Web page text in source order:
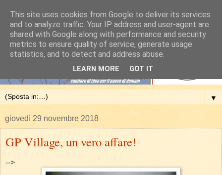
▼
giovedì 29 novembre 2018
GP Village, un vero affare!
-->
This site uses cookies from Google to deliver its services
and to analyze traffic. Your IP address and user-agent are
shared with Google along with performance and security
metrics to ensure quality of service, generate usage
statistics, and to detect and address abuse.
LEARN MORE GOT IT